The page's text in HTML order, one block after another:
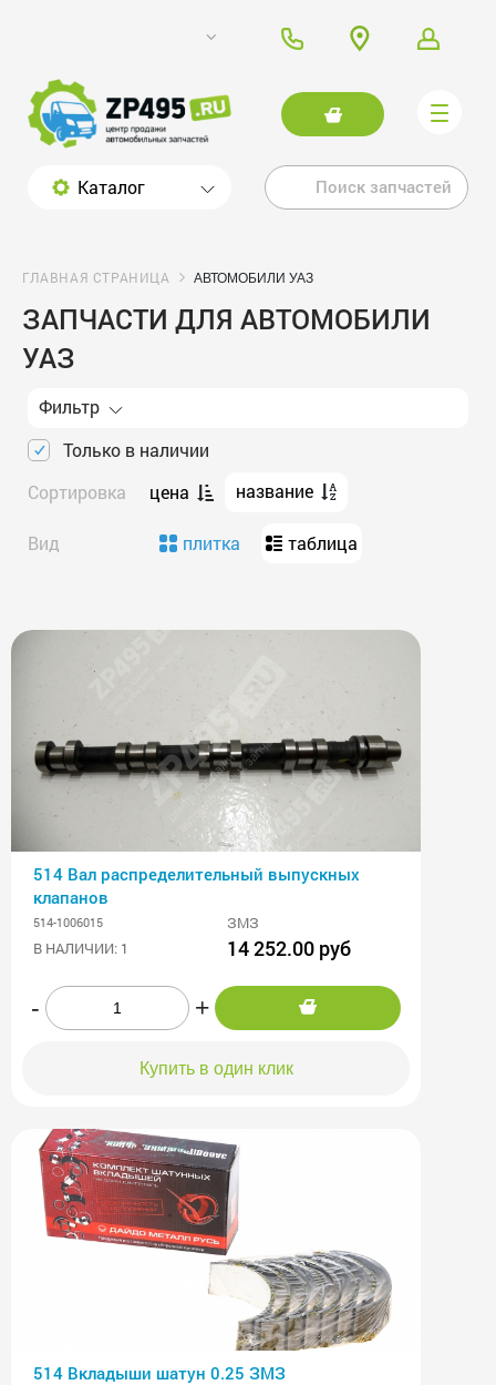
Каталог
ГЛАВНАЯ СТРАНИЦА АВТОМОБИЛИ УАЗ
ЗАПЧАСТИ ДЛЯ АВТОМОБИЛИ
УАЗ
Фильтр
Только в наличии
Сортировка
цена название
Вид плитка таблица
514 Вал распределительный выпускных
клапанов
514-1006015
ЗМЗ
В НАЛИЧИИ: 1
14 252.00 руб
- +
Купить в один клик
514 Вкладыши шатун 0.25 ЗМЗ